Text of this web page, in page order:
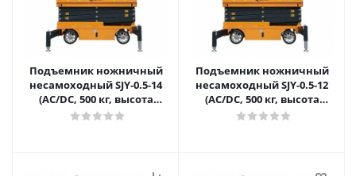
Подъемник ножничный
несамоходный SJY-0.5-14
(AC/DC, 500 кг, высота
подъема 14 м) SMART в
Подъемник ножничный
несамоходный SJY-0.5-12
(AC/DC, 500 кг, высота
подъема 12 м) SMART в